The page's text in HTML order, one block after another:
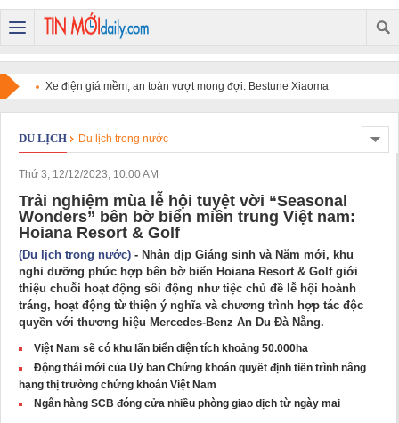
Xe điện giá mềm, an toàn vượt mong đợi: Bestune Xiaoma
chinh phục người dùng
DU LỊCH Du lịch trong nước
Thứ 3, 12/12/2023, 10:00 AM
Trải nghiệm mùa lễ hội tuyệt vời “Seasonal
Wonders” bên bờ biển miền trung Việt nam:
Hoiana Resort & Golf
(Du lịch trong nước) - Nhân dịp Giáng sinh và Năm mới, khu
nghỉ dưỡng phức hợp bên bờ biển Hoiana Resort & Golf giới
thiệu chuỗi hoạt động sôi động như tiệc chủ đề lễ hội hoành
tráng, hoạt động từ thiện ý nghĩa và chương trình hợp tác độc
quyền với thương hiệu Mercedes-Benz An Du Đà Nẵng.
Việt Nam sẽ có khu lấn biển diện tích khoảng 50.000ha
Động thái mới của Uỷ ban Chứng khoán quyết định tiến trình nâng
hạng thị trường chứng khoán Việt Nam
Ngân hàng SCB đóng cửa nhiều phòng giao dịch từ ngày mai